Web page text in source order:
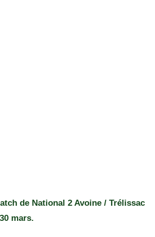
de National 2 Avoine / Trélissac
mars.